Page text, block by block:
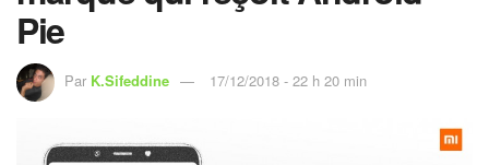
Pie
Par K.Sifeddine 17/12/2018 - 22 h 20 min